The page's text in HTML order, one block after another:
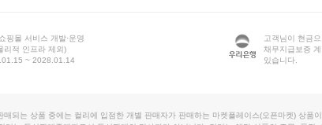
핑몰 서비스 개발·운영
리적 인프라 제외)
~ 2028.01.14
고객님이 현금
채무지급보증
있습니다.
매되는 상품 중에는 컬리에 입점한 개별 판매자가 판매하는 마켓플레이스(오픈마켓) 상품